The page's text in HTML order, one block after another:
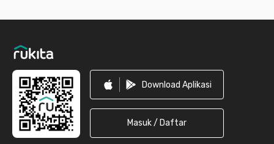
Download Aplikasi
Masuk / Daftar